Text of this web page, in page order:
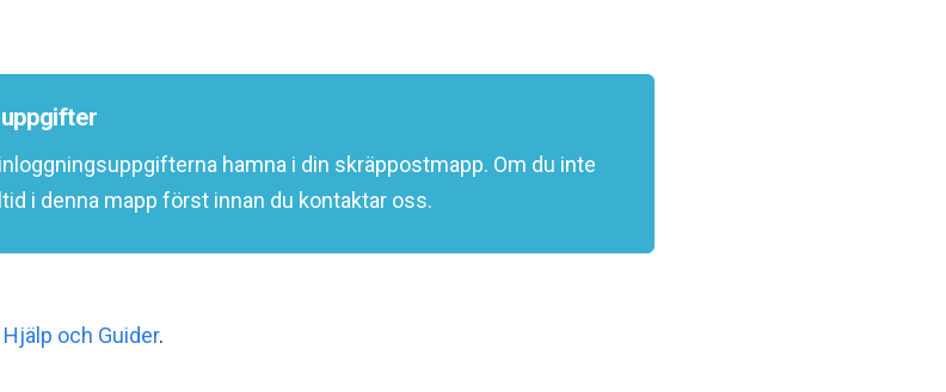
hamna i din skräppostmapp. Om du inte
i denna mapp först innan du kontaktar oss.
Hjälp och Guider.